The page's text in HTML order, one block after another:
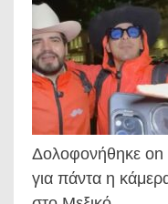
Δολοφονήθηκε on
για πάντα η